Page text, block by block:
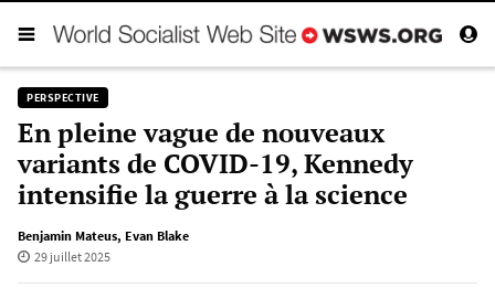
PERSPECTIVE
En pleine vague de nouveaux
variants de COVID-19, Kennedy
intensifie la guerre à la science
Benjamin Mateus, Evan Blake
29 juillet 2025